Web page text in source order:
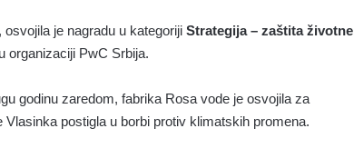
je nagradu u kategoriji Strategija – zaštita životne
organizaciji PwC Srbija.
godinu zaredom, fabrika Rosa vode je osvojila za
postigla u borbi protiv klimatskih promena.